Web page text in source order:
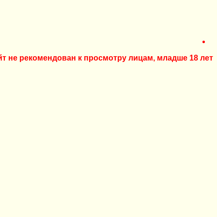
не рекомендован к просмотру лицам, младше 18 лет